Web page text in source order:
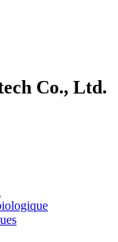
Co., Ltd.